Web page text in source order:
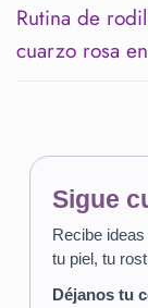
Rutina de
cuarzo rosa
Sigue
Recibe
tu piel, tu
Déjanos tu